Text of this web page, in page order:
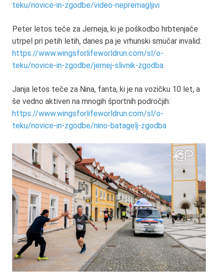
teku/novice-in-zgodbe/video-nepremagljivi
Peter letos teče za Jerneja, ki je poškodbo hrbtenjače
utrpel pri petih letih, danes pa je vrhunski smučar invalid:
https://www.wingsforlifeworldrun.com/sl/o-
teku/novice-in-zgodbe/jernej-slivnik-zgodba
Janja letos teče za Nina, fanta, ki je na vozičku 10 let, a
še vedno aktiven na mnogih športnih področjih:
https://www.wingsforlifeworldrun.com/sl/o-
teku/novice-in-zgodbe/nino-batagelj-zgodba